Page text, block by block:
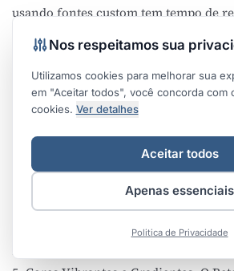
usando fontes custom tem tempo de
40% maior que sites usando system
melhoraram 12% devido a maior
marca. Trade-off clássico.
Abordagem Equilibrada:
acessibilidade)
Use custom font apenas para títulos e
Implemente font-display: swap
Subset fonts para incluir apenas
Considere variable fonts quando
Nos respeitamos sua
Utilizamos cookies para melhorar sua
em "Aceitar todos", você concorda com
cookies. Ver detalhes
Aceitar todos
Apenas essenciais
Politica de Privacidade